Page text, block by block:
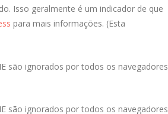
Isso geralmente é um indicador de que
para mais informações. (Esta
são ignorados por todos os navegadores
são ignorados por todos os navegadores